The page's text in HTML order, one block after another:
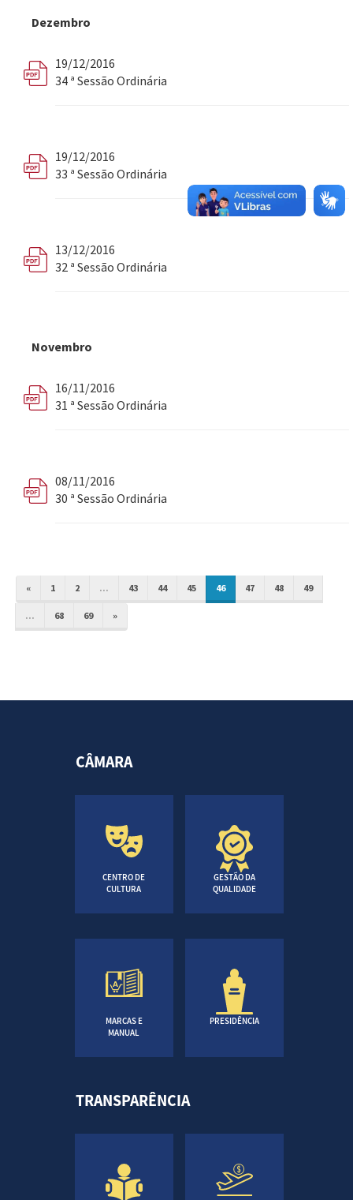
Dezembro
19/12/2016
34 ª Sessão Ordinária
19/12/2016
33 ª Sessão Ordinária
13/12/2016
32 ª Sessão Ordinária
Novembro
16/11/2016
31 ª Sessão Ordinária
08/11/2016
30 ª Sessão Ordinária
« 1 2 ... 43 44 45 46 47 48 49
... 68 69 »
CÂMARA
CENTRO DE
CULTURA
GESTÃO DA
QUALIDADE
MARCAS E
MANUAL
PRESIDÊNCIA
TRANSPARÊNCIA